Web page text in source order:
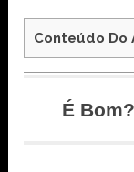
Conteúdo Do
É